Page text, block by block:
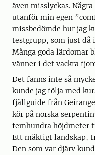
även misslyckas.
utanför min egen
missbedömde hur jag
testgrupp, som just då
Många goda lärdomar
vänner i det vackra
Det fanns inte så
kunde jag följa med
fjällguide från
kör på norska
femhundra höjdmeter
Ett mäktigt landskap,
Den som var djärv